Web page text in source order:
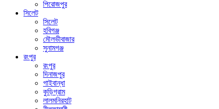
পিরোজপুর
সিলেট
সিলেট
হবিগঞ্জ
মৌলভীবাজার
সুনামগঞ্জ
রংপুর
রংপুর
দিনাজপুর
গাইবান্ধা
কুড়িগ্রাম
লালমনিরহাট